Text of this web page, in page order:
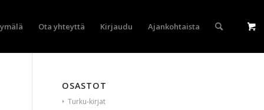
Ota yhteyttä Kirjaudu Ajankohtaista
OSASTOT
Turku-kirjat